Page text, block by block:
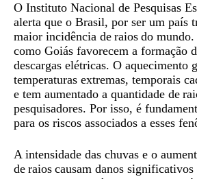
O Instituto Nacional de Pesquisas
alerta que o Brasil, por ser um país
maior incidência de raios do mundo.
como Goiás favorecem a formação
descargas elétricas. O aquecimento
temperaturas extremas, temporais
e tem aumentado a quantidade de
pesquisadores. Por isso, é
para os riscos associados a esses
A intensidade das chuvas e o
de raios causam danos